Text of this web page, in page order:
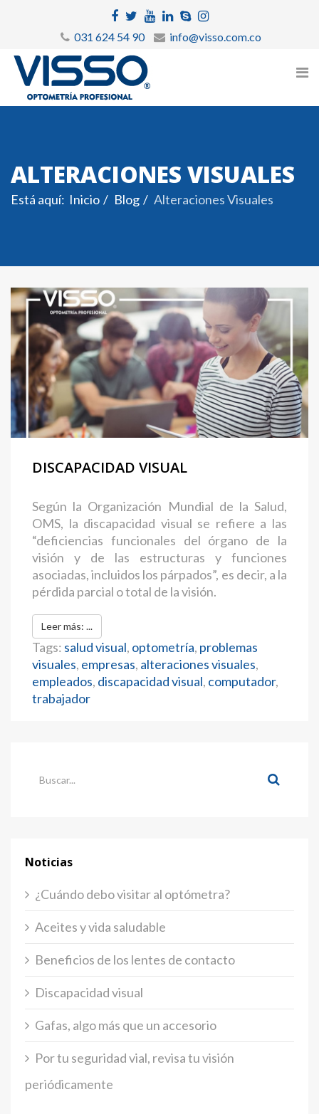
031 624 54 90 info@visso.com.co
ALTERACIONES VISUALES
Está aquí: Inicio Blog Alteraciones Visuales
DISCAPACIDAD VISUAL
Según la Organización Mundial de la Salud,
OMS, la discapacidad visual se refiere a las
“deficiencias funcionales del órgano de la
visión y de las estructuras y funciones
asociadas, incluidos los párpados”, es decir, a la
pérdida parcial o total de la visión.
Leer más: ...
Tags: salud visual, optometría, problemas
visuales, empresas, alteraciones visuales,
empleados, discapacidad visual, computador,
trabajador
Noticias
¿Cuándo debo visitar al optómetra?
Aceites y vida saludable
Beneficios de los lentes de contacto
Discapacidad visual
Gafas, algo más que un accesorio
Por tu seguridad vial, revisa tu visión
periódicamente